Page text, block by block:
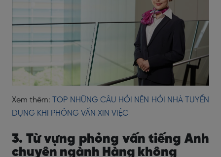
Xem thêm:
TOP NHỮNG CÂU HỎI NÊN HỎI NHÀ TUYỂN
DỤNG KHI PHỎNG VẤN XIN VIỆC
3. Từ vựng phỏng vấn tiếng Anh
chuyên ngành Hàng không